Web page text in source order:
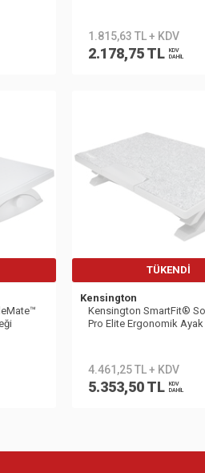
1.815,63 TL + KDV
2.178,75 TL
KDV
DAHİL
TÜKENDI
Kensington
Kensington SmartFit®
Pro Elite Ergonomik
4.461,25 TL + KDV
5.353,50 TL
KDV
DAHİL